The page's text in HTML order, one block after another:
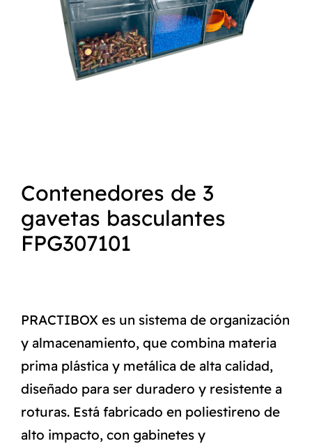
NORMAS ISO
CATÁLOGO
Contenedores de 3
gavetas basculantes
FPG307101
PRACTIBOX es un sistema de organización
y almacenamiento, que combina materia
prima plástica y metálica de alta calidad,
diseñado para ser duradero y resistente a
roturas. Está fabricado en poliestireno de
alto impacto, con gabinetes y